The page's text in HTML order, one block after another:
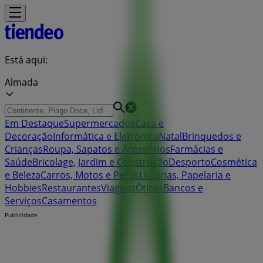
Está aqui:
Almada
Em DestaqueSupermercadosCasa e
DecoraçãoInformática e EletrónicaNatalBrinquedos e
CriançasRoupa, Sapatos e AcessóriosFarmácias e
SaúdeBricolage, Jardim e ConstruçãoDesportoCosmética
e BelezaCarros, Motos e PeçasLivrarias, Papelaria e
HobbiesRestaurantesViagensÓticasBancos e
ServiçosCasamentos
Publicidade